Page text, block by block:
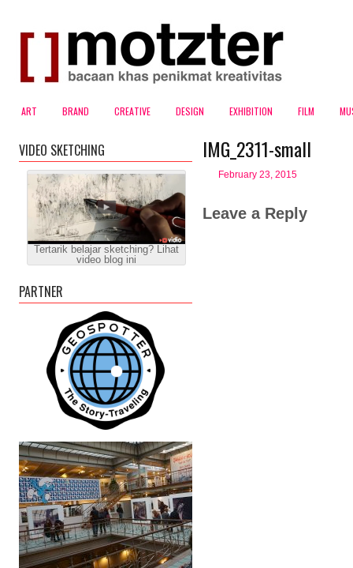
ART BRAND CREATIVE DESIGN EXHIBITION FILM
IMG_2311-small
February 23, 2015
Leave a Reply
VIDEO SKETCHING
Tertarik belajar sketching? Lihat
video blog ini
PARTNER